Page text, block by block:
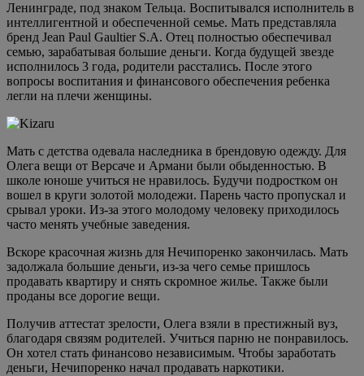
Ленинграде, под знаком Тельца. Воспитывался исполнитель в
интеллигентной и обеспеченной семье. Мать представляла
бренд Jean Paul Gaultier S.A. Отец полностью обеспечивал
семью, зарабатывая большие деньги. Когда будущей звезде
исполнилось 3 года, родители расстались. После этого
вопросы воспитания и финансового обеспечения ребенка
легли на плечи женщины.
Мать с детства одевала наследника в брендовую одежду. Для
Олега вещи от Версаче и Армани были обыденностью. В
школе юноше учиться не нравилось. Будучи подростком он
вошел в круги золотой молодежи. Парень часто пропускал и
срывал уроки. Из-за этого молодому человеку приходилось
часто менять учебные заведения.
Вскоре красочная жизнь для Нечипоренко закончилась. Мать
задолжала большие деньги, из-за чего семье пришлось
продавать квартиру и снять скромное жилье. Также были
проданы все дорогие вещи.
Получив аттестат зрелости, Олега взяли в престижный вуз,
благодаря связям родителей. Учиться парню не понравилось.
Он хотел стать финансово независимым. Чтобы заработать
деньги, Нечипоренко начал продавать наркотики.